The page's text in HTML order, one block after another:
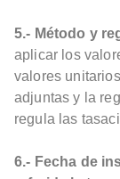
5.- Método y
aplicar los
valores
adjuntas y la
regula las
6.- Fecha de